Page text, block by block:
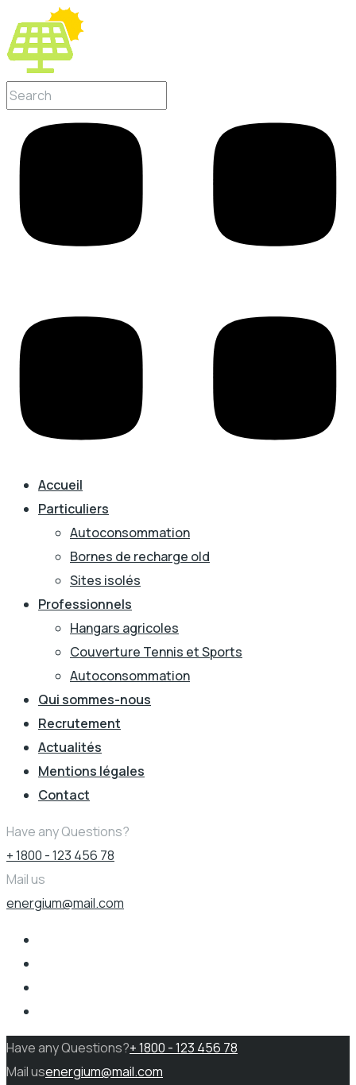
Accueil
Particuliers
Autoconsommation
Bornes de recharge old
Sites isolés
Professionnels
Hangars agricoles
Couverture Tennis et Sports
Autoconsommation
Qui sommes-nous
Recrutement
Actualités
Mentions légales
Contact
Have any Questions?
+ 1800 - 123 456 78
Mail us
energium@mail.com
Have any Questions?+ 1800 - 123 456 78
Mail usenergium@mail.com